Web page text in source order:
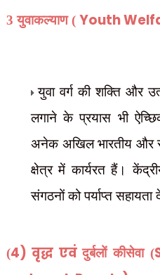
3 युवाकल्याण ( Youth
युवा वर्ग की शक्ति और
लगाने के प्रयास भी
अनेक अखिल भारतीय और
क्षेत्र में कार्यरत हैं।
संगठनों को पर्याप्त सहायता
(4) वृद्ध एवंदुर्बलों कीसेवा (